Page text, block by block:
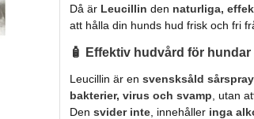
Då är Leucillin den naturliga,
att hålla din hunds hud frisk och fri
🧴 Effektiv hudvård för
Leucillin är ensvensksåld
bakterier, virus och svamp , utan
Densvider inte , innehåller inga